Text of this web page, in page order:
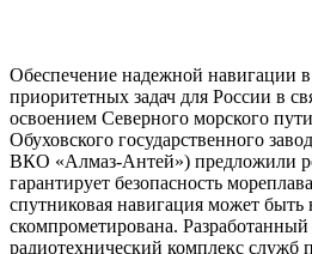
Обеспечение надежной навигации
приоритетных задач для России в
освоением Северного морского
Обуховского государственного
ВКО «Алмаз-Антей») предложили
гарантирует безопасность
спутниковая навигация может быть
скомпрометирована.
радиотехнический комплекс служб